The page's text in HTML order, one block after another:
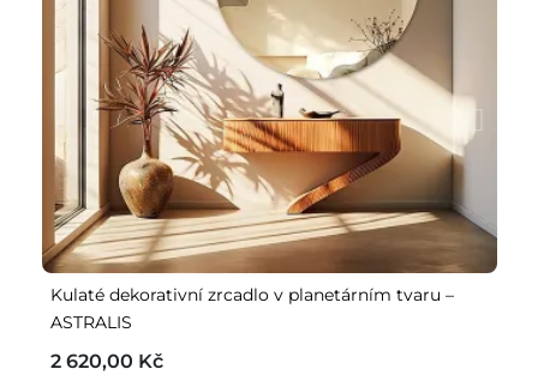
Kulaté dekorativní zrcadlo v planetárním tvaru –
ASTRALIS
2 620,00 Kč